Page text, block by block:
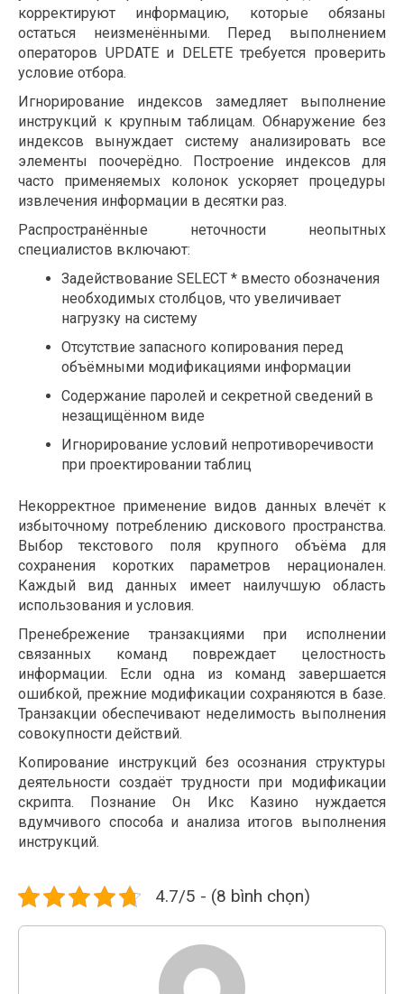
корректируют информацию, которые обязаны
остаться неизменёнными. Перед выполнением
операторов UPDATE и DELETE требуется проверить
условие отбора.
Игнорирование индексов замедляет выполнение
инструкций к крупным таблицам. Обнаружение без
индексов вынуждает систему анализировать все
элементы поочерёдно. Построение индексов для
часто применяемых колонок ускоряет процедуры
извлечения информации в десятки раз.
Распространённые неточности неопытных
специалистов включают:
Задействование SELECT * вместо обозначения
необходимых столбцов, что увеличивает
нагрузку на систему
Отсутствие запасного копирования перед
объёмными модификациями информации
Содержание паролей и секретной сведений в
незащищённом виде
Игнорирование условий непротиворечивости
при проектировании таблиц
Некорректное применение видов данных влечёт к
избыточному потреблению дискового пространства.
Выбор текстового поля крупного объёма для
сохранения коротких параметров нерационален.
Каждый вид данных имеет наилучшую область
использования и условия.
Пренебрежение транзакциями при исполнении
связанных команд повреждает целостность
информации. Если одна из команд завершается
ошибкой, прежние модификации сохраняются в базе.
Транзакции обеспечивают неделимость выполнения
совокупности действий.
Копирование инструкций без осознания структуры
деятельности создаёт трудности при модификации
скрипта. Познание Он Икс Казино нуждается
вдумчивого способа и анализа итогов выполнения
инструкций.
4.7/5 - (8 bình chọn)